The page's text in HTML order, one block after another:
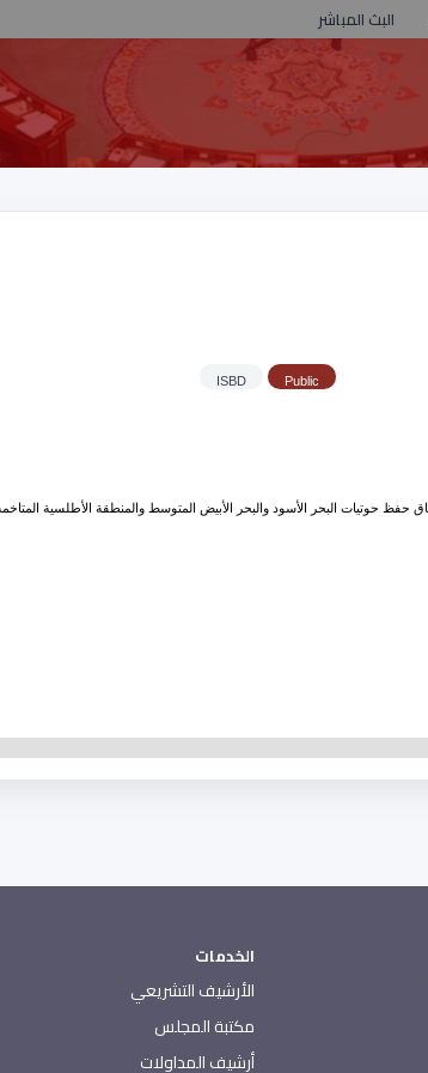
البث المباشر
Public
ISBD
الخدمات
الأرشيف التشريعي
مكتبة المجلس
أرشيف المداولات